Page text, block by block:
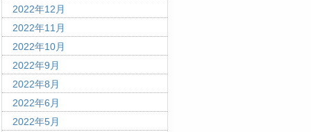
2022年12月
2022年11月
2022年10月
2022年9月
2022年8月
2022年6月
2022年5月